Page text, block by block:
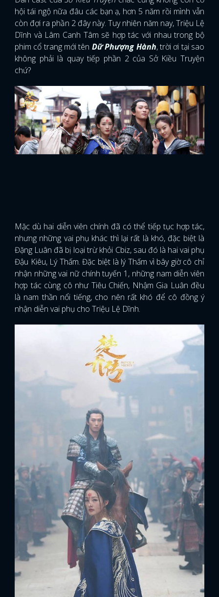
hội tái ngộ nữa đâu các bạn ạ, hơn 5 năm rồi mình vẫn
còn đợi ra phần 2 đây này. Tuy nhiên năm nay, Triệu Lệ
Dĩnh và Lâm Canh Tâm sẽ hợp tác với nhau trong bộ
phim cổ trang mới tên Dữ Phượng Hành, trời ơi tại sao
không phải là quay tiếp phần 2 của Sở Kiều Truyện
chứ?
Mặc dù hai diễn viên chính đã có thể tiếp tục hợp tác,
nhưng những vai phụ khác thì lại rất là khó, đặc biệt là
Đặng Luân đã bị loại trừ khỏi Cbiz, sau đó là hai vai phụ
Đậu Kiêu, Lý Thấm. Đặc biệt là lý Thấm vì bây giờ cô chỉ
nhận những vai nữ chính tuyến 1, những nam diễn viên
hợp tác cùng cô như Tiêu Chiến, Nhậm Gia Luân đều
là nam thần nổi tiếng, cho nên rất khó để cô đồng ý
nhận diễn vai phụ cho Triệu Lệ Dĩnh.